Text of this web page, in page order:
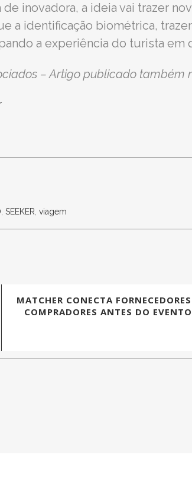
inovadora, a ideia vai trazer
a identificação biométrica,
a experiência do turista em
– Artigo publicado também
, SEEKER, viagem
MATCHER CONECTA FORNECEDORES
COMPRADORES ANTES DO EVENTO